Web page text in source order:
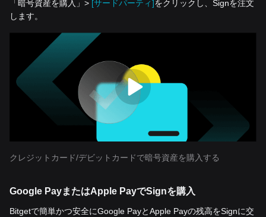
「暗号資産を‌購入」> [サードパーティ]をクリックし、Signを注文
します。
クレジットカード/デビットカードで暗号資産を購入する
Google PayまたはApple PayでSignを購入
Bitgetで簡単かつ安全にGoogle PayとApple Payの残高をSignに交